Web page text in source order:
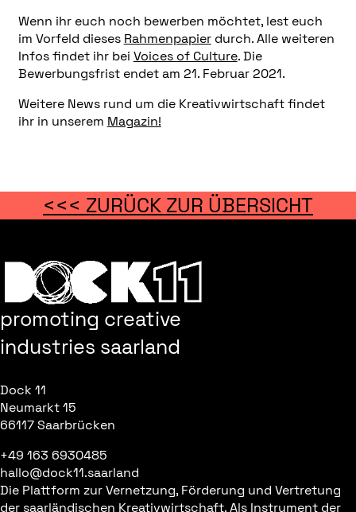
Wenn ihr euch noch bewerben möchtet, lest euch
im Vorfeld dieses Rahmenpapierdurch. Alle weiteren
Infos findet ihr bei Voices of Culture. Die
Bewerbungsfrist endet am 21. Februar 2021.
Weitere News rund um die Kreativwirtschaft findet
ihr in unserem Magazin!
<<< ZURÜCK ZUR ÜBERSICHT
promoting creative
industries saarland
Dock 11
Neumarkt 15
66117 Saarbrücken
+49 163 6930485
hallo@dock11.saarland
Die Plattform zur Vernetzung, Förderung und Vertretung
der saarländischen Kreativwirtschaft. Als Instrument der